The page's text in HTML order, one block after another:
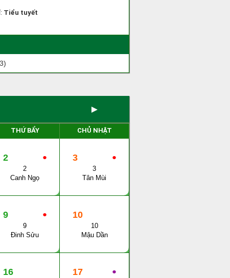
Tiểu tuyết
►
THỨ BẨY CHỦ NHẬT
●
2
2
Canh Ngọ
●
3
3
Tân Mùi
●
9
9
Đinh Sửu
10
10
Mậu Dần
16 ●
17